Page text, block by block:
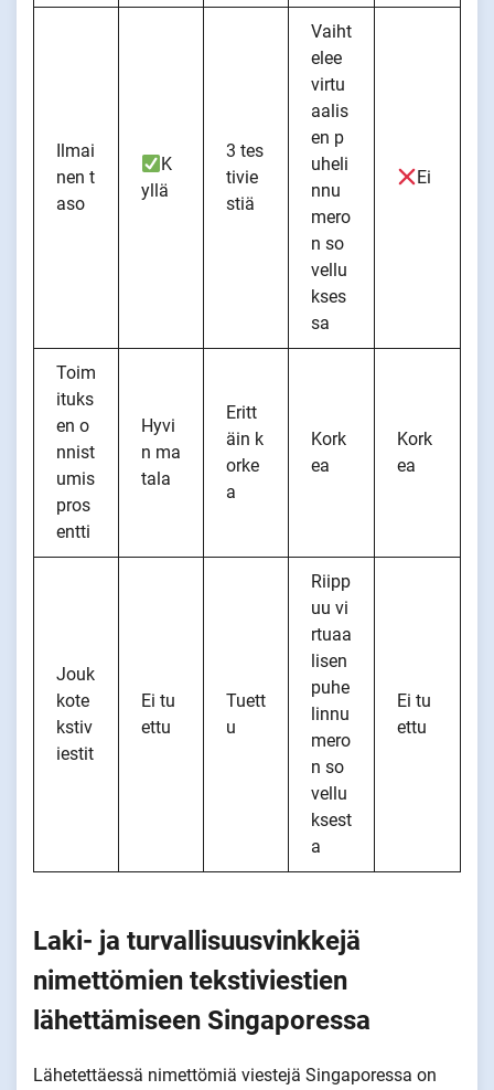
Ilmai
nen t
aso
K
yllä
3 tes
tivie
stiä
Vaiht
elee
virtu
aalis
en p
uheli
nnu
mero
n so
vellu
kses
sa
Ei
Toim
ituks
en o
nnist
umis
pros
entti
Hyvi
n ma
tala
Eritt
äin k
orke
a
Kork
ea
Kork
ea
Jouk
kote
kstiv
iestit
Ei tu
ettu
Tuett
u
Riipp
uu vi
rtuaa
lisen
puhe
linnu
mero
n so
vellu
ksest
a
Ei tu
ettu
Laki- ja turvallisuusvinkkejä
nimettömien tekstiviestien
lähettämiseen Singaporessa
Lähetettäessä nimettömiä viestejä Singaporessa on